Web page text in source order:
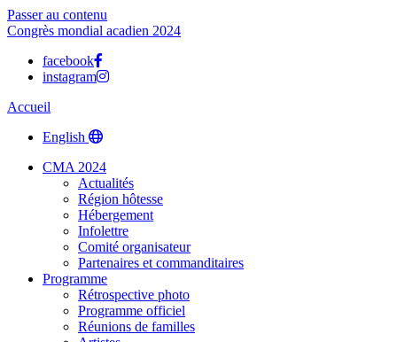
Passer au contenu
Congrès mondial acadien 2024
facebook
instagram
Accueil
English
CMA 2024
Actualités
Région hôtesse
Hébergement
Infolettre
Comité organisateur
Partenaires et commanditaires
Programme
Rétrospective photo
Programme officiel
Réunions de familles